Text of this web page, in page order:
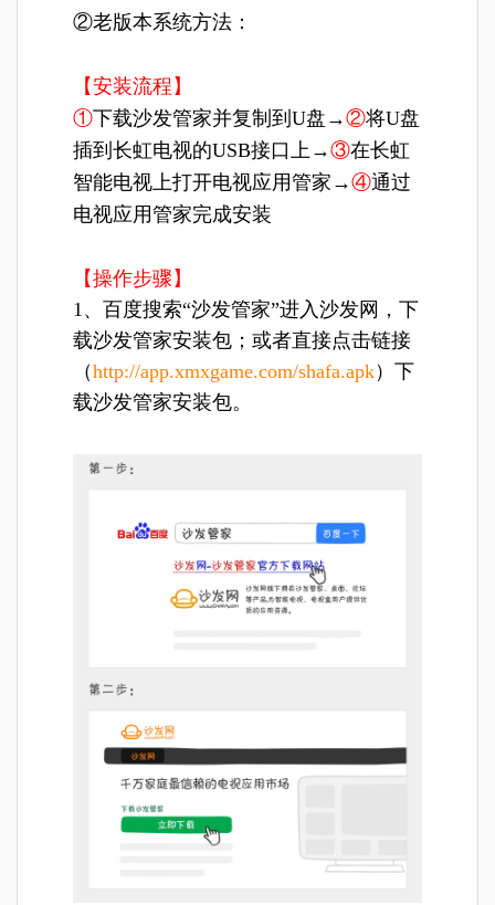
②老版本系统方法：
【安装流程】
①下载沙发管家并复制到U盘→②将U盘
插到长虹电视的USB接口上→③在长虹
智能电视上打开电视应用管家→④通过
电视应用管家完成安装
【操作步骤】
1、百度搜索“沙发管家”进入沙发网，下
载沙发管家安装包；或者直接点击链接
（http://app.xmxgame.com/shafa.apk）下
载沙发管家安装包。